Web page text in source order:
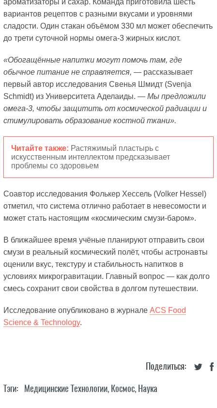
вариантов рецептов с разными вкусами и уровнями
сладости. Один стакан объёмом 330 мл может обеспечить
до трети суточной нормы омега-3 жирных кислот.
«Обогащённые напитки могут помочь там, где
обычное питание не справляется, — рассказывает
первый автор исследования Свенья Шмидт (Svenja
Schmidt) из Университета Аделаиды. — Мы предложили
омега-3, чтобы защитить от космической радиации и
стимулировать образование костной ткани».
Читайте также: Растяжимый пластырь с
искусственным интеллектом предсказывает
проблемы со здоровьем
Соавтор исследования Фолькер Хессель (Volker Hessel)
отметил, что система отлично работает в невесомости и
может стать настоящим «космическим смузи-баром».
В ближайшее время учёные планируют отправить свои
смузи в реальный космический полёт, чтобы астронавты
оценили вкус, текстуру и стабильность напитков в
условиях микрогравитации. Главный вопрос — как долго
смесь сохранит свои свойства в долгом путешествии.
Исследование опубликовано в журнале ACS Food
Science & Technology.
Поделиться:
Тэги: Медицинские Технологии, Космос, Наука